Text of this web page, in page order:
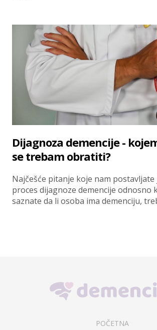
Dijagnoza demencije -
se trebam obratiti?
Najčešće pitanje koje nam postavljate
proces dijagnoze demencije odnosno
saznate da li osoba ima demenciju,
POČETNA